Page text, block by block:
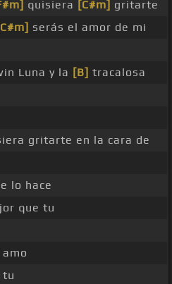
quisiera [C#m] gritarte
serás el amor de mi
Luna y la [B] tracalosa
gritarte en la cara de
lo hace
que tu
tu